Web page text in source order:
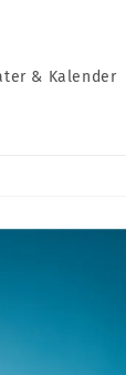
& Kalender